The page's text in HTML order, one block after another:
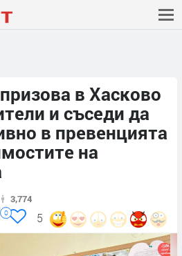
в Хасково
и съседи да
в превенцията
на
3,774
5
0